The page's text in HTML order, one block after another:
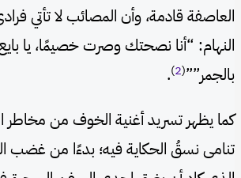
العاصفة قادمة، وأن المصائب لا تأتي
النهام: “أنا نصحتك وصرت خصيمًا، يا
بالجمر””(
2
)
.
كما يظهر تسريد أغنية الخوف من مخاطر
تنامى نسقُ الحكاية فيه؛ بدءًا من غضب